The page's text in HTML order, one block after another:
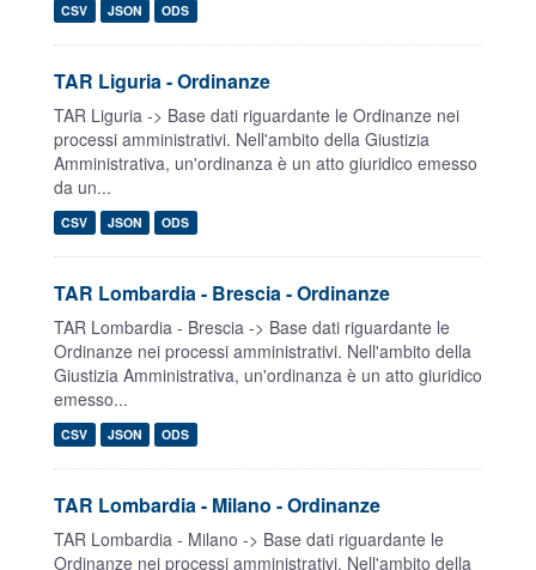
CSV JSON ODS
TAR Liguria - Ordinanze
TAR Liguria -> Base dati riguardante le Ordinanze nei
processi amministrativi. Nell'ambito della Giustizia
Amministrativa, un'ordinanza è un atto giuridico emesso
da un...
CSV JSON ODS
TAR Lombardia - Brescia - Ordinanze
TAR Lombardia - Brescia -> Base dati riguardante le
Ordinanze nei processi amministrativi. Nell'ambito della
Giustizia Amministrativa, un'ordinanza è un atto giuridico
emesso...
CSV JSON ODS
TAR Lombardia - Milano - Ordinanze
TAR Lombardia - Milano -> Base dati riguardante le
Ordinanze nei processi amministrativi. Nell'ambito della